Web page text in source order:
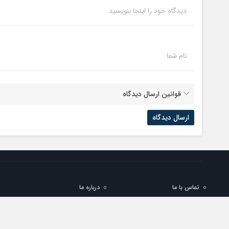
دیدگاه خود را اینجا بنویسید
نام شما
قوانین ارسال دیدگاه
تماس با ما درباره ما